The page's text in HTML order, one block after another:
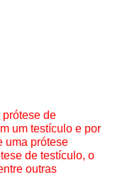
de
um testículo e por
uma prótese
de testículo, o
outras